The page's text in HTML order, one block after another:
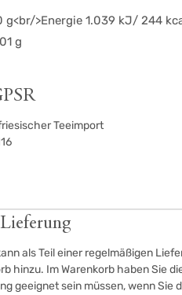
g<br/>Energie 1.039 kJ/ 244
g
Teeimport
als Teil einer regelmäßigen
hinzu. Im Warenkorb haben Sie
geeignet sein müssen, wenn Sie